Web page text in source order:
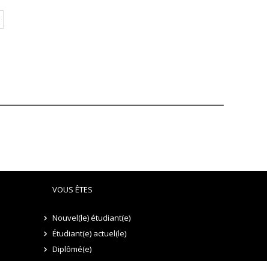
VOUS ÊTES
Nouvel(le) étudiant(e)
Étudiant(e) actuel(le)
Diplômé(e)